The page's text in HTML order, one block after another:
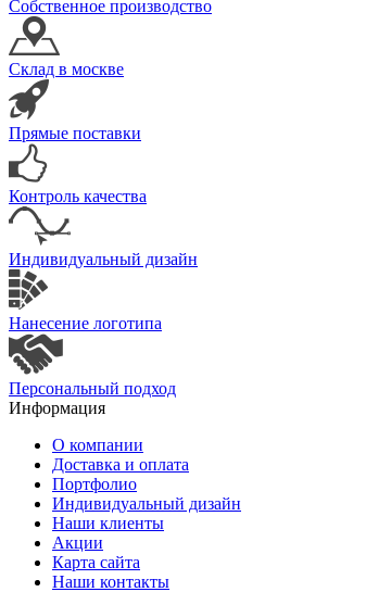
Собственное производство
Склад в москве
Прямые поставки
Контроль качества
Индивидуальный дизайн
Нанесение логотипа
Персональный подход
Информация
О компании
Доставка и оплата
Портфолио
Индивидуальный дизайн
Наши клиенты
Акции
Карта сайта
Наши контакты